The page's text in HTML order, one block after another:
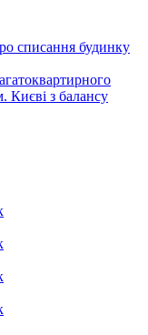
списання будинку
Києві з балансу